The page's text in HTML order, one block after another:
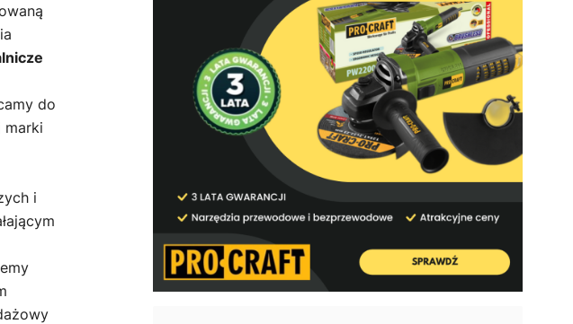
do
marki
i